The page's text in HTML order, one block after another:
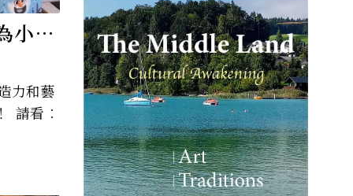
小畫
力和藝
請看︰